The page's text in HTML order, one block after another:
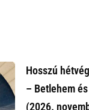
Hosszú
– Betlehem
(2026.